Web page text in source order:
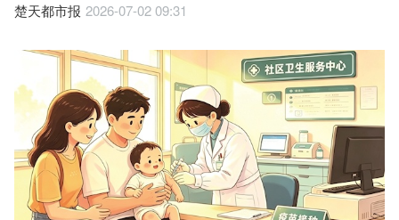
楚天都市报 2026-07-02 09:31